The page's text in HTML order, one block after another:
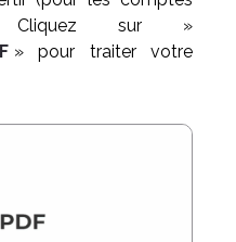
sur »
» pour traiter votre